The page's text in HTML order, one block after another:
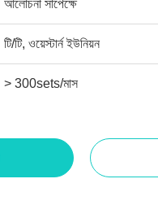
আলোচনা সাপেক্ষে
টি/টি, ওয়েস্টার্ন ইউনিয়ন
> 300sets/মাস